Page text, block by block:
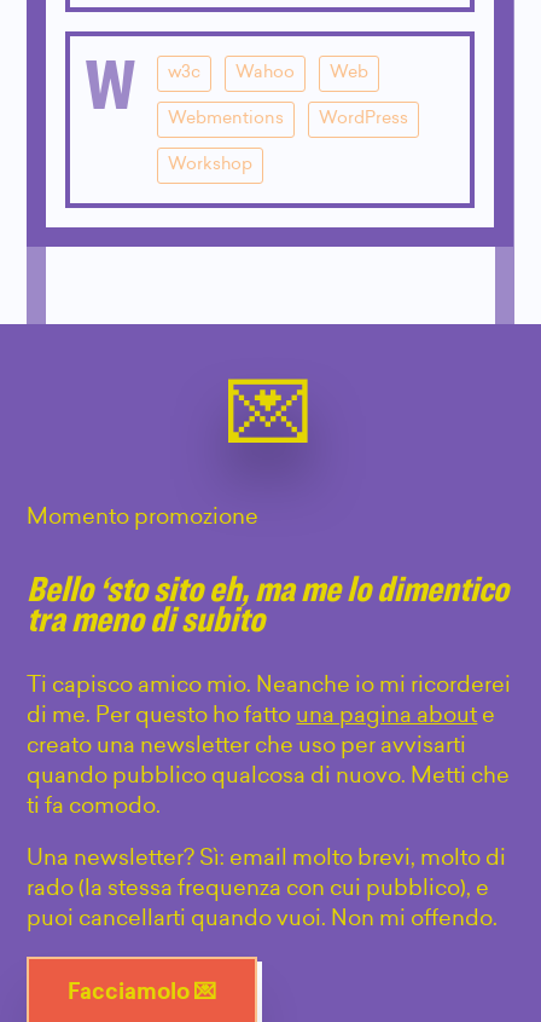
W w3c Wahoo Web
Webmentions WordPress
Workshop
Momento promozione
Bello ‘sto sito eh, ma me lo dimentico
tra meno di subito
Ti capisco amico mio. Neanche io mi ricorderei
di me. Per questo ho fatto una pagina about e
creato una newsletter che uso per avvisarti
quando pubblico qualcosa di nuovo. Metti che
ti fa comodo.
Una newsletter? Sì: email molto brevi, molto di
rado (la stessa frequenza con cui pubblico), e
puoi cancellarti quando vuoi. Non mi offendo.
Facciamolo 💌